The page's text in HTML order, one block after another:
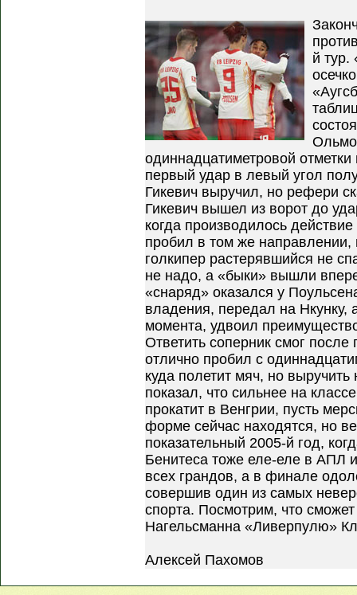
й тур.
одиннадцатиметровой
первый удар в левый угол
Гикевич выручил, но рефери
Гикевич вышел из ворот до
когда производилось
пробил в том же направлении,
голкипер растерявшийся не
не надо, а «быки» вышли
«снаряд» оказался у
владения, передал на Нкунку,
момента, удвоил
Ответить соперник смог
отлично пробил с
куда полетит мяч, но
показал, что сильнее на
прокатит в Венгрии, пусть
форме сейчас находятся, но
показательный 2005-й год,
Бенитеса тоже еле-еле в АПЛ
всех грандов, а в финале
совершив один из самых
спорта. Посмотрим, что
Нагельсманна «Ливерпулю»
Алексей Пахомов